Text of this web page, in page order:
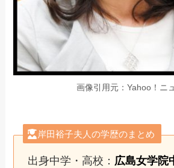
画像引用元：Yahoo！ニ
岸田裕子夫人の学歴のまとめ
出身中学・高校： 広島女学院